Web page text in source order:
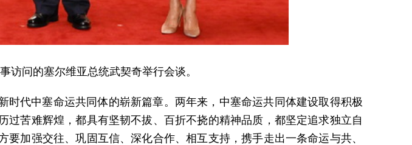
访问的塞尔维亚总统武契奇举行会谈。
代中塞命运共同体的崭新篇章。两年来，中塞命运共同体建设取得积极
苦难辉煌，都具有坚韧不拔、百折不挠的精神品质，都坚定追求独立自
加强交往、巩固互信、深化合作、相互支持，携手走出一条命运与共、